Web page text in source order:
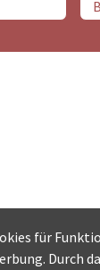
für
Durch